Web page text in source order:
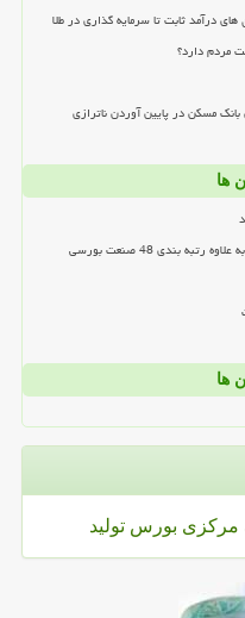
درآمد ثابت تا سرمایه گذاری در طلا
مسکن در پایین آوردن ناترازی
ها
بندی 48 صنعت بورسی
ها
مركزی بورس تولید